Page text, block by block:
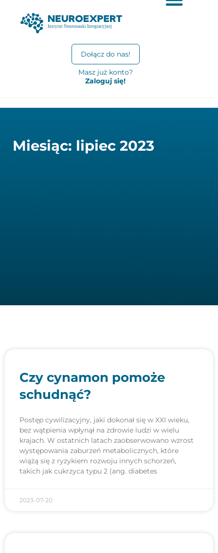
Dołącz do nas!
Masz już konto?
Zaloguj się!
Miesiąc: lipiec 2023
Czy cynamon pomoże
schudnąć?
Postęp cywilizacyjny, jaki dokonał się w XXI wieku,
bez wątpienia wpłynął na zdrowie ludzi w wielu
krajach. W ostatnich latach zaobserwowano wzrost
występowania zaburzeń metabolicznych, które
wiążą się z ryzykiem rozwoju innych schorzeń,
takich jak cukrzyca typu 2 (ang. diabetes
2023-07-20